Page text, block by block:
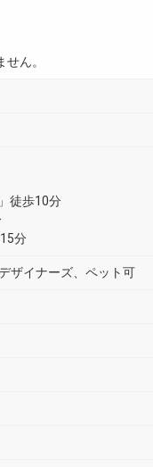
ん。
徒歩10分
分
ザイナーズ、ペット可